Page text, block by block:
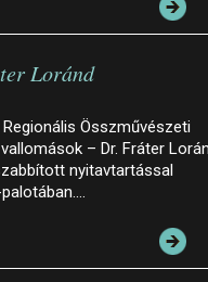
Loránd
Összművészeti
– Dr. Fráter
nyitavtartással